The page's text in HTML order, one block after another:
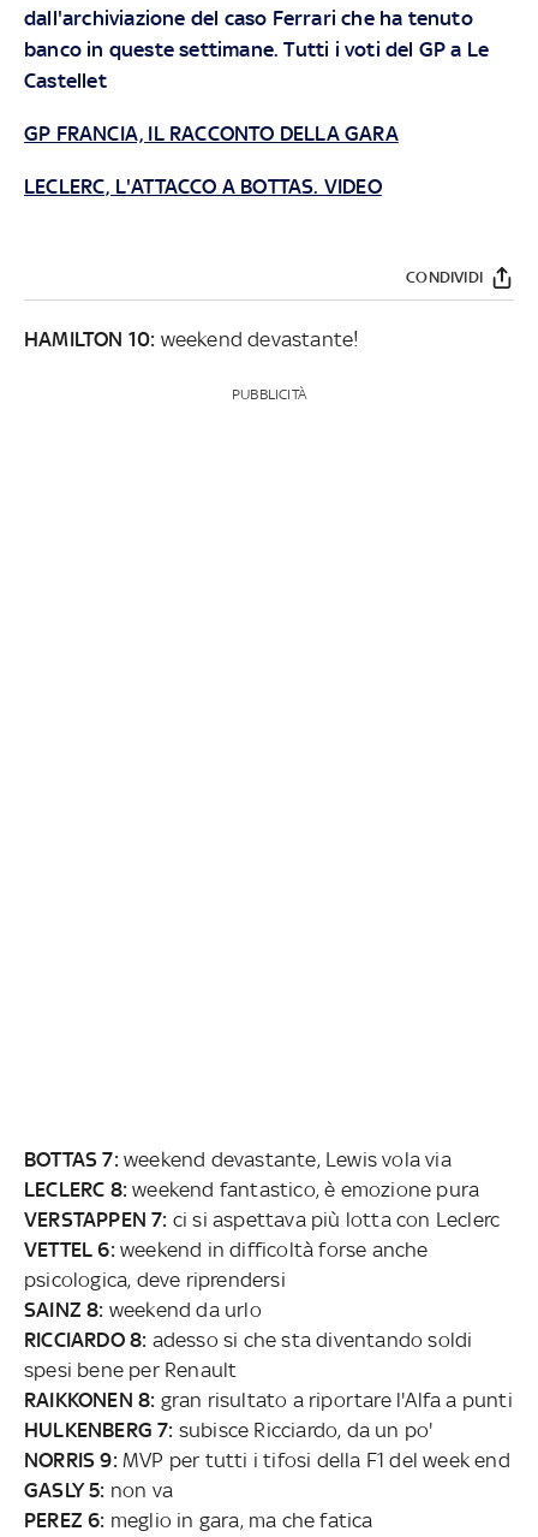
dall'archiviazione del caso Ferrari che ha tenuto
banco in queste settimane. Tutti i voti del GP a Le
Castellet
GP FRANCIA, IL RACCONTO DELLA GARA
LECLERC, L'ATTACCO A BOTTAS. VIDEO
CONDIVIDI
HAMILTON 10: weekend devastante!
PUBBLICITÀ
BOTTAS 7:weekend devastante, Lewis vola via
LECLERC 8: weekend fantastico, è emozione pura
VERSTAPPEN 7: ci si aspettava più lotta con Leclerc
VETTEL 6: weekend in difficoltà forse anche
psicologica, deve riprendersi
SAINZ 8: weekend da urlo
RICCIARDO 8: adesso si che sta diventando soldi
spesi bene per Renault
RAIKKONEN 8: gran risultato a riportare l'Alfa a punti
HULKENBERG 7: subisce Ricciardo, da un po'
NORRIS 9:MVP per tutti i tifosi della F1 del week end
GASLY 5: non va
PEREZ 6: meglio in gara, ma che fatica